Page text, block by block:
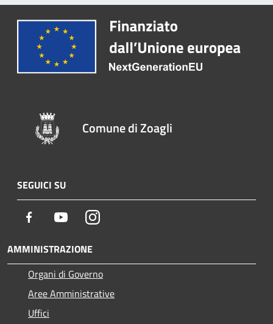
Comune di Zoagli
SEGUICI SU
Facebook YoutubeInstagram
AMMINISTRAZIONE
Organi di Governo
Aree Amministrative
Uffici